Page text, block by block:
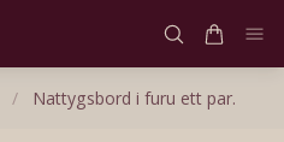
/ Nattygsbord i furu ett par.